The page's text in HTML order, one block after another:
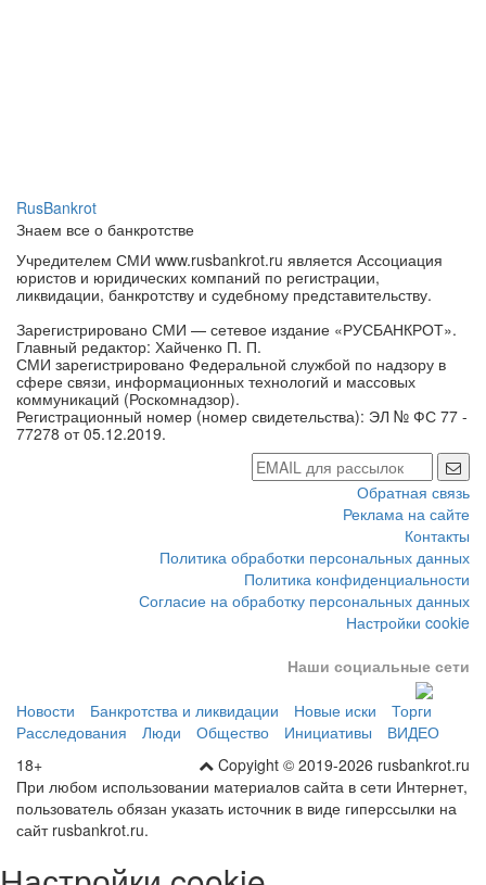
RusBankrot
Знаем все о банкротстве
Учредителем СМИ www.rusbankrot.ru является Ассоциация
юристов и юридических компаний по регистрации,
ликвидации, банкротству и судебному представительству.
Зарегистрировано СМИ — сетевое издание «РУСБАНКРОТ».
Главный редактор: Хайченко П. П.
СМИ зарегистрировано Федеральной службой по надзору в
сфере связи, информационных технологий и массовых
коммуникаций (Роскомнадзор).
Регистрационный номер (номер свидетельства): ЭЛ № ФС 77 -
77278 от 05.12.2019.
Обратная связь
Реклама на сайте
Контакты
Политика обработки персональных данных
Политика конфиденциальности
Согласие на обработку персональных данных
Настройки cookie
Наши социальные сети
Новости Банкротства и ликвидации Новые иски
Торги
Расследования
Люди Общество Инициативы
ВИДЕО
Copyight © 2019-2026 rusbankrot.ru
18+
При любом использовании материалов сайта в сети Интернет,
пользователь обязан указать источник в виде гиперссылки на
сайт rusbankrot.ru.